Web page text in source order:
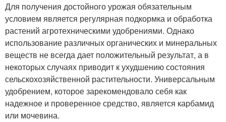
Для получения достойного урожая обязательным
условием является регулярная подкормка и обработка
растений агротехническими удобрениями. Однако
использование различных органических и минеральных
веществ не всегда дает положительный результат, а в
некоторых случаях приводит к ухудшению состояния
сельскохозяйственной растительности. Универсальным
удобрением, которое зарекомендовало себя как
надежное и проверенное средство, является карбамид
или мочевина.